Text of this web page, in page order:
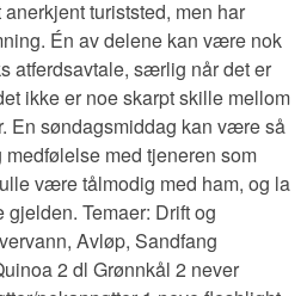
turiststed, men har
Én av delene kan være nok
atferdsavtale, særlig når det er
ikke er noe skarpt skille mellom
En søndagsmiddag kan være så
med tjeneren som
være tålmodig med ham, og la
Temaer: Drift og
Avløp, Sandfang
2 dl Grønnkål 2 never